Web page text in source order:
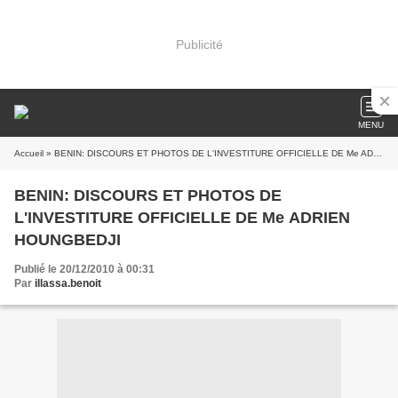
Publicité
MENU
Accueil » BENIN: DISCOURS ET PHOTOS DE L'INVESTITURE OFFICIELLE DE Me ADRIEN HOUNGBEDJI
BENIN: DISCOURS ET PHOTOS DE
L'INVESTITURE OFFICIELLE DE Me ADRIEN
HOUNGBEDJI
Publié le 20/12/2010 à 00:31
Par illassa.benoit